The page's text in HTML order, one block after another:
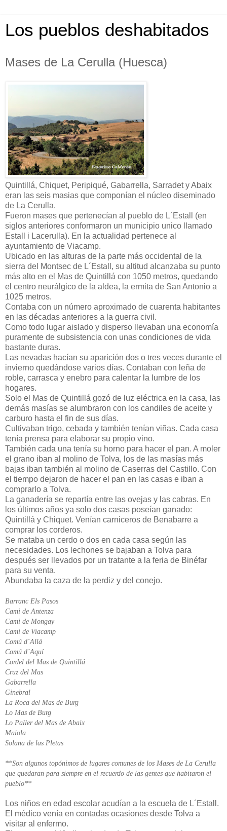
Los pueblos deshabitados
Mases de La Cerulla (Huesca)
Quintillá, Chiquet, Peripiqué, Gabarrella, Sarradet y Abaix
eran las seis masias que componían el núcleo diseminado
de La Cerulla.
Fueron mases que pertenecían al pueblo de L´Estall (en
siglos anteriores conformaron un municipio unico llamado
Estall i Lacerulla). En la actualidad pertenece al
ayuntamiento de Viacamp.
Ubicado en las alturas de la parte más occidental de la
sierra del Montsec de L´Estall, su altitud alcanzaba su punto
más alto en el Mas de Quintillá con 1050 metros, quedando
el centro neurálgico de la aldea, la ermita de San Antonio a
1025 metros.
Contaba con un número aproximado de cuarenta habitantes
en las décadas anteriores a la guerra civil.
Como todo lugar aislado y disperso llevaban una economía
puramente de subsistencia con unas condiciones de vida
bastante duras.
Las nevadas hacían su aparición dos o tres veces durante el
invierno quedándose varios días. Contaban con leña de
roble, carrasca y enebro para calentar la lumbre de los
hogares.
Solo el Mas de Quintillá gozó de luz eléctrica en la casa, las
demás masías se alumbraron con los candiles de aceite y
carburo hasta el fin de sus días.
Cultivaban trigo, cebada y también tenían viñas. Cada casa
tenía prensa para elaborar su propio vino.
También cada una tenía su horno para hacer el pan. A moler
el grano iban al molino de Tolva, los de las masías más
bajas iban también al molino de Caserras del Castillo. Con
el tiempo dejaron de hacer el pan en las casas e iban a
comprarlo a Tolva.
La ganadería se repartía entre las ovejas y las cabras. En
los últimos años ya solo dos casas poseían ganado:
Quintillá y Chiquet. Venían carniceros de Benabarre a
comprar los corderos.
Se mataba un cerdo o dos en cada casa según las
necesidades. Los lechones se bajaban a Tolva para
después ser llevados por un tratante a la feria de Binéfar
para su venta.
Abundaba la caza de la perdiz y del conejo.
Barranc Els Pasos
Cami de Antenza
Cami de Mongay
Cami de Viacamp
Comú d´Allá
Comú d´Aquí
Cordel del Mas de Quintillá
Cruz del Mas
Gabarrella
Ginebral
La Roca del Mas de Burg
Lo Mas de Burg
Lo Paller del Mas de Abaix
Maiola
Solana de las Pletas
**Son algunos topónimos de lugares comunes de los Mases de La Cerulla
que quedaran para siempre en el recuerdo de las gentes que habitaron el
pueblo**
Los niños en edad escolar acudían a la escuela de L´Estall.
El médico venía en contadas ocasiones desde Tolva a
visitar al enfermo.